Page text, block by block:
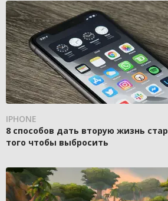
IPHONE
8 способов дать вторую жизнь
того чтобы выбросить